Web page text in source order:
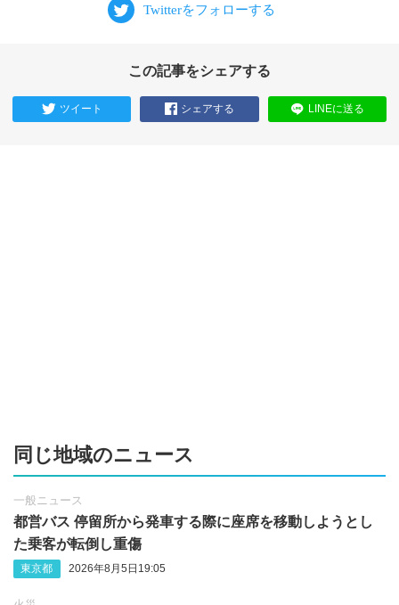
この記事をシェアする
ツイート シェアする LINEに送る
同じ地域のニュース
一般ニュース
都営バス 停留所から発車する際に座席を移動しようとし
た乗客が転倒し重傷
東京都 2026年8月5日19:05